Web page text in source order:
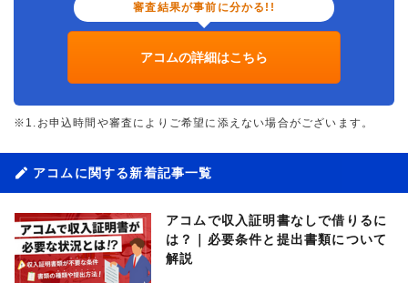
審査結果が事前に分かる!!
アコムの詳細はこちら
※1.お申込時間や審査によりご希望に添えない場合がございます。
アコムに関する新着記事一覧
アコムで収入証明書なしで借りるに
は？｜必要条件と提出書類について
解説